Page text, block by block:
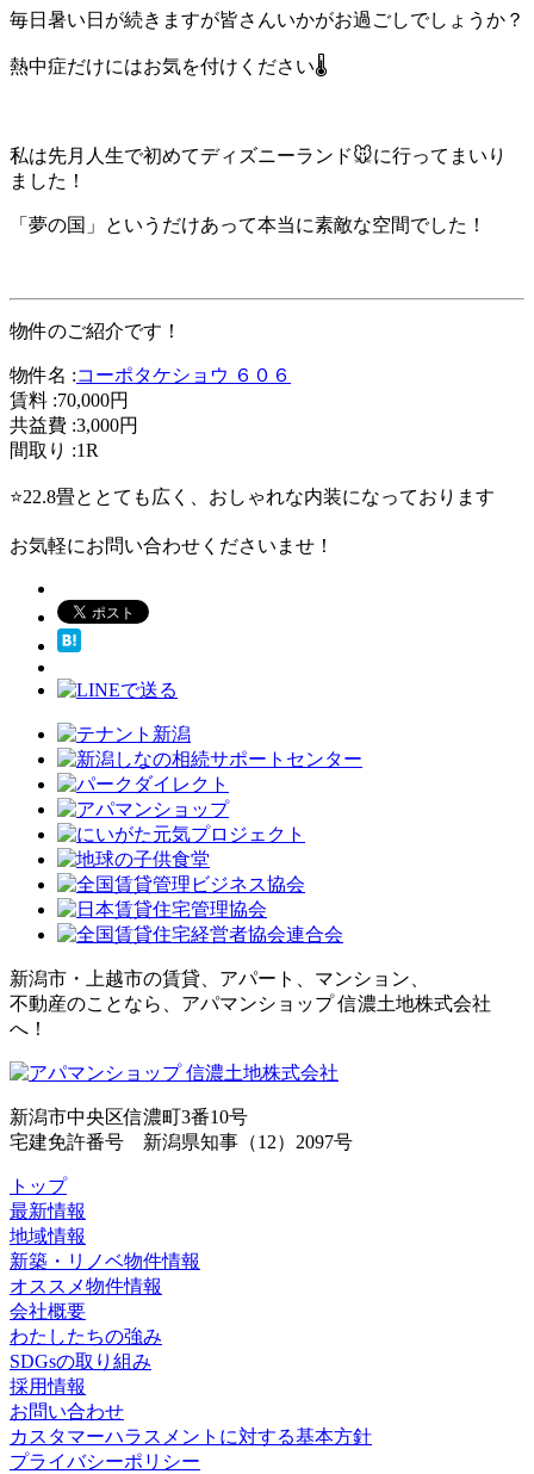
毎日暑い日が続きますが皆さんいかがお過ごしでしょうか？
熱中症だけにはお気を付けください🌡
私は先月人生で初めてディズニーランド🐭に行ってまいり
ました！
「夢の国」というだけあって本当に素敵な空間でした！
物件のご紹介です！
物件名 :コーポタケショウ ６０６
賃料 :70,000円
共益費 :3,000円
間取り :1R
⭐22.8畳ととても広く、おしゃれな内装になっております
お気軽にお問い合わせくださいませ！
新潟市・上越市の賃貸、アパート、マンション、
不動産のことなら、アパマンショップ 信濃土地株式会社
へ！
新潟市中央区信濃町3番10号
宅建免許番号 新潟県知事（12）2097号
トップ
最新情報
地域情報
新築・リノベ物件情報
オススメ物件情報
会社概要
わたしたちの強み
SDGsの取り組み
採用情報
お問い合わせ
カスタマーハラスメントに対する基本方針
プライバシーポリシー